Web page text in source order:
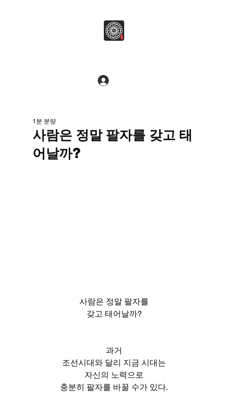
사람은 정말 팔자를 갖고 태
어날까?
1분 분량
사람은 정말 팔자를
갖고 태어날까?
과거
조선시대와 달리 지금 시대는
자신의 노력으로
충분히 팔자를 바꿀 수가 있다.